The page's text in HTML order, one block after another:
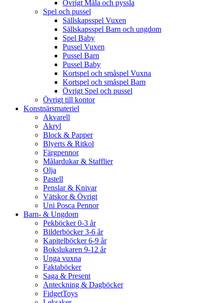
Övrigt Måla och pyssla
Spel och pussel
Sällskapsspel Vuxen
Sällskapsspel Barn och ungdom
Spel Baby
Pussel Vuxen
Pussel Barn
Pussel Baby
Kortspel och småspel Vuxna
Kortspel och småspel Barn
Övrigt Spel och pussel
Övrigt till kontor
Konstnärsmateriel
Akvarell
Akryl
Block & Papper
Blyerts & Ritkol
Färgpennor
Målardukar & Stafflier
Olja
Pastell
Penslar & Knivar
Vätskor & Övrigt
Uni Posca Pennor
Barn- & Ungdom
Pekböcker 0-3 år
Bilderböcker 3-6 år
Kapitelböcker 6-9 år
Bokslukaren 9-12 år
Unga vuxna
Faktaböcker
Saga & Present
Anteckning & Dagböcker
FidgetToys